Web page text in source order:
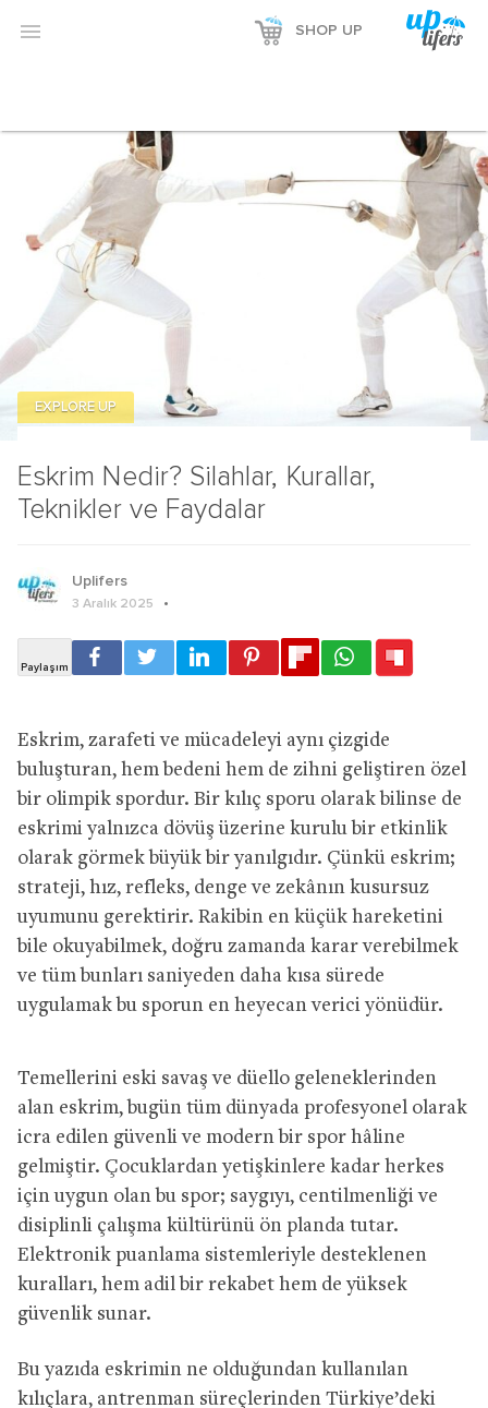
Reklamı Göster
Reklamı Gizle
 SHOP UP
Eskrim Nedir? Silahlar, Kurallar,
Teknikler ve Faydalar
EXPLORE UP
Uplifers
3 Aralık 2025
Eskrim, zarafeti ve mücadeleyi aynı çizgide
buluşturan, hem bedeni hem de zihni geliştiren özel
bir olimpik spordur. Bir kılıç sporu olarak bilinse de
eskrimi yalnızca dövüş üzerine kurulu bir etkinlik
olarak görmek büyük bir yanılgıdır. Çünkü eskrim;
strateji, hız, refleks, denge ve zekânın kusursuz
uyumunu gerektirir. Rakibin en küçük hareketini
bile okuyabilmek, doğru zamanda karar verebilmek
ve tüm bunları saniyeden daha kısa sürede
uygulamak bu sporun en heyecan verici yönüdür.
Temellerini eski savaş ve düello geleneklerinden
alan eskrim, bugün tüm dünyada profesyonel olarak
icra edilen güvenli ve modern bir spor hâline
gelmiştir. Çocuklardan yetişkinlere kadar herkes
için uygun olan bu spor; saygıyı, centilmenliği ve
disiplinli çalışma kültürünü ön planda tutar.
Elektronik puanlama sistemleriyle desteklenen
kuralları, hem adil bir rekabet hem de yüksek
güvenlik sunar.
Bu yazıda eskrimin ne olduğundan kullanılan
kılıçlara, antrenman süreçlerinden Türkiye’deki